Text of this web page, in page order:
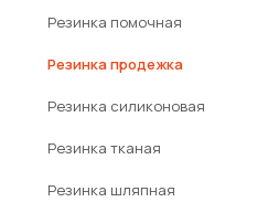
Резинка помочная
Резинка продежка
Резинка силиконовая
Резинка тканая
Резинка шляпная